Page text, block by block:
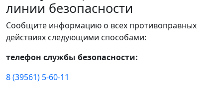
линии безопасности
Сообщите информацию о всех противоправных
действиях следующими способами:
телефон службы безопасности:
8 (39561) 5-60-11